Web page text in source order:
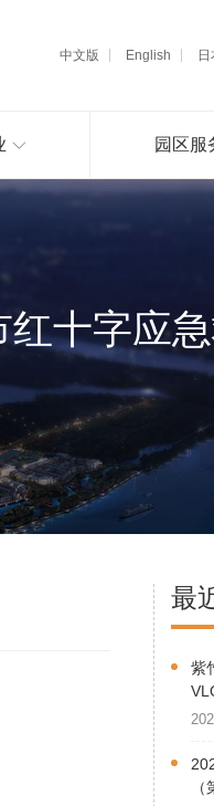
中文版 English
园区服
十字应
最
紫